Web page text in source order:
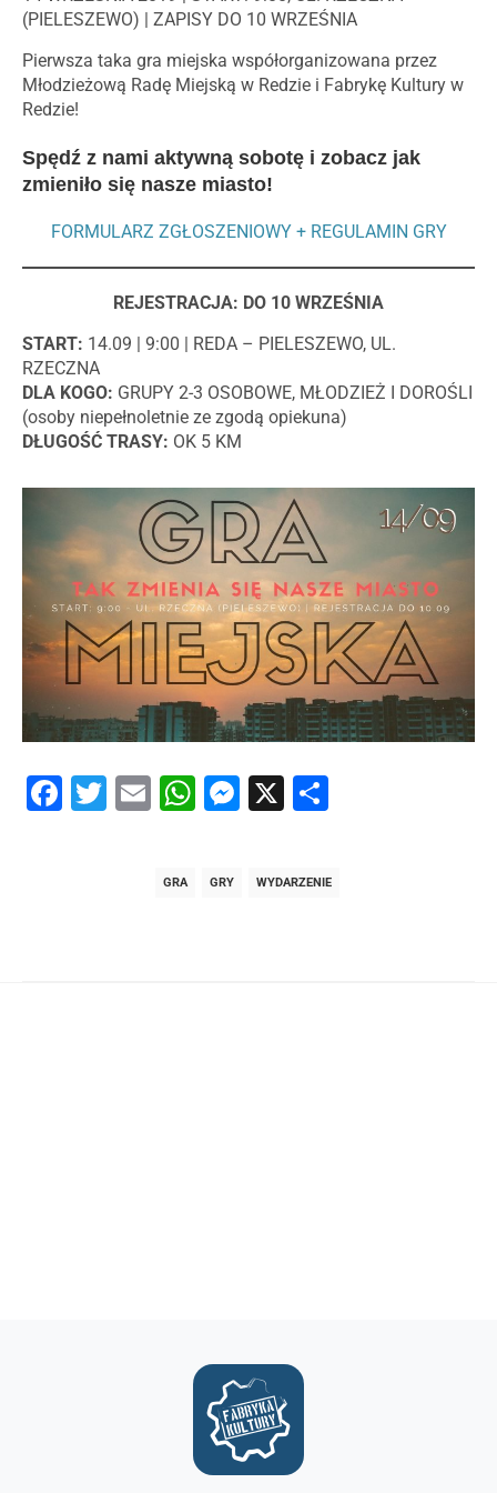
(PIELESZEWO) | ZAPISY DO 10 WRZEŚNIA
Pierwsza taka gra miejska współorganizowana przez
Młodzieżową Radę Miejską w Redzie i Fabrykę Kultury w
Redzie!
Spędź z nami aktywną sobotę i zobacz jak
zmieniło się nasze miasto!
FORMULARZ ZGŁOSZENIOWY + REGULAMIN GRY
REJESTRACJA: DO 10 WRZEŚNIA
START: 14.09 | 9:00 | REDA – PIELESZEWO, UL.
RZECZNA
DLA KOGO: GRUPY 2-3 OSOBOWE, MŁODZIEŻ I DOROŚLI
(osoby niepełnoletnie ze zgodą opiekuna)
DŁUGOŚĆ TRASY: OK 5 KM
Facebook
Twitter
EmailWhatsApp
Messenger
X
GRA GRY WYDARZENIE